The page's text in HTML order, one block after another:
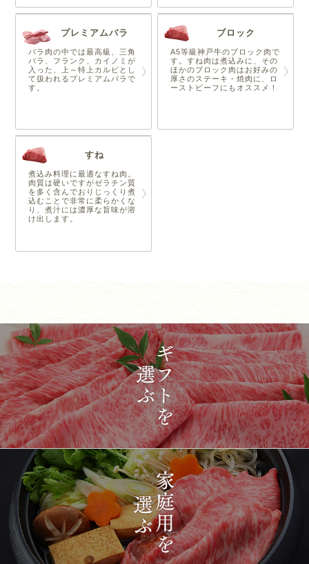
プレミアムバラ
バラ肉の中では最高級、三角
バラ、フランク、カイノミが
入った、上～特上カルビとし
て扱われるプレミアムバラで
す。
ブロック
A5等級神戸牛のブロック肉で
す。すね肉は煮込みに、その
ほかのブロック肉はお好みの
厚さのステーキ・焼肉に、ロ
ーストビーフにもオススメ！
すね
煮込み料理に最適なすね肉。
肉質は硬いですがゼラチン質
を多く含んでおりじっくり煮
込むことで非常に柔らかくな
り、煮汁には濃厚な旨味が溶
け出します。